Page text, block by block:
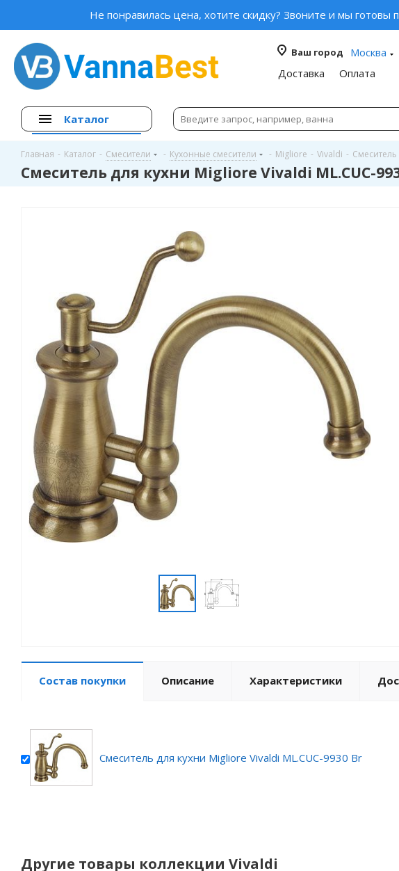
Не понравилась цена, хотите скидку? Звоните и мы
Ваш город
Москва
Доставка
Оплата
Каталог
Главная - Каталог - Смесители - Кухонные смесители - Migliore - Vivaldi - Смеситель
Смеситель для кухни Migliore Vivaldi ML.CUC-
Состав покупки Описание Характеристики
Смеситель для кухни Migliore Vivaldi ML.CUC-9930 Br
Другие товары коллекции Vivaldi